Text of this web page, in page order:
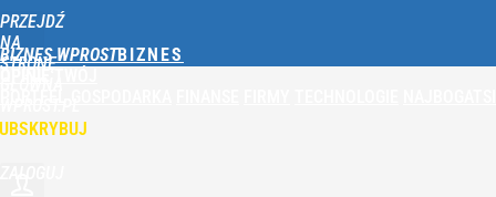
PRZEJDŹ
NA
STRONĘ
BIZNES WPROST